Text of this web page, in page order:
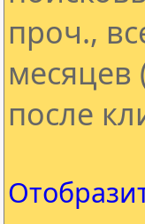
проч.,
месяцев
после